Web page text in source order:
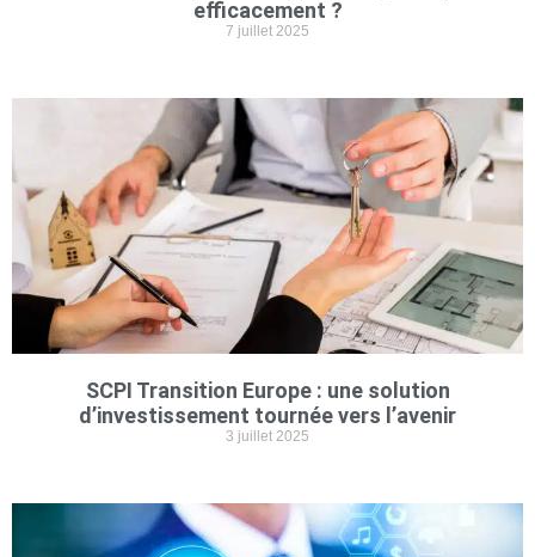
efficacement ?
7 juillet 2025
SCPI Transition Europe : une solution
d’investissement tournée vers l’avenir
3 juillet 2025